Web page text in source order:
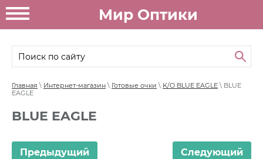
Мир Оптики
Главная \ Интернет-магазин \ Готовые очки \ K/O BLUE EAGLE \ BLUE
EAGLE
BLUE EAGLE
Предыдущий Следующий